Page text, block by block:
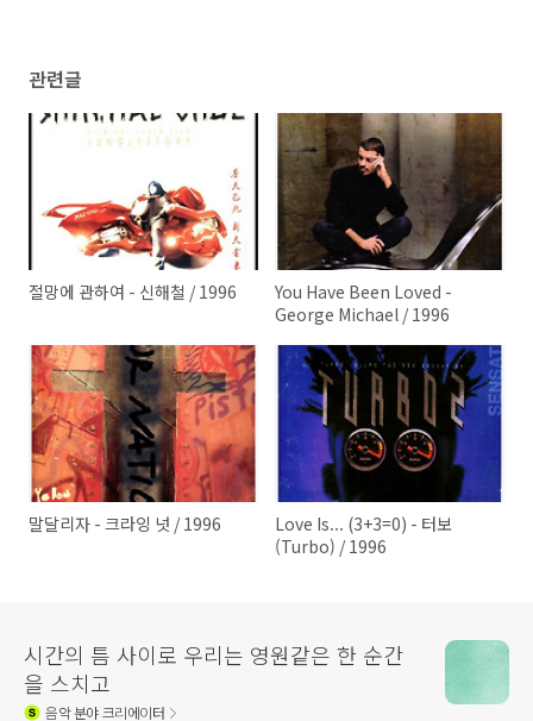
관련글
절망에 관하여 - 신해철 / 1996
You Have Been Loved -
George Michael / 1996
말달리자 - 크라잉 넛 / 1996
Love Is... (3+3=0) - 터보
(Turbo) / 1996
시간의 틈 사이로 우리는 영원같은 한 순간
을 스치고
음악분야 크리에이터